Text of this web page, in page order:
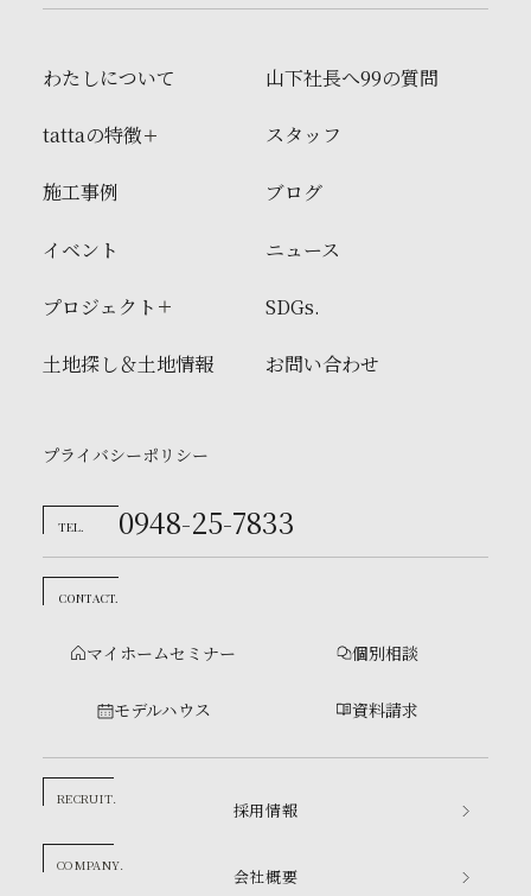
わたしについて
tattaの特徴
施工事例
イベント
プロジェクト
土地探し＆土地情報
山下社長へ99の質問
スタッフ
ブログ
ニュース
SDGs.
お問い合わせ
プライバシーポリシー
TEL. 0948-25-7833
CONTACT.
マイホームセミナー 個別相談
モデルハウス 資料請求
RECRUIT.
採用情報
COMPANY.
会社概要